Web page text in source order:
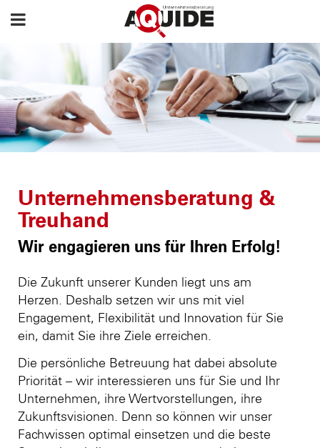
Unternehmensberatung &
Treuhand
Wir engagieren uns für Ihren Erfolg!
Die Zukunft unserer Kunden liegt uns am
Herzen. Deshalb setzen wir uns mit viel
Engagement, Flexibilität und Innovation für Sie
ein, damit Sie ihre Ziele erreichen.
Die persönliche Betreuung hat dabei absolute
Priorität – wir interessieren uns für Sie und Ihr
Unternehmen, ihre Wertvorstellungen, ihre
Zukunftsvisionen. Denn so können wir unser
Fachwissen optimal einsetzen und die beste